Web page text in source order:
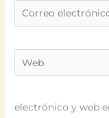
Correo
electrónico*
Web
electrónico y web